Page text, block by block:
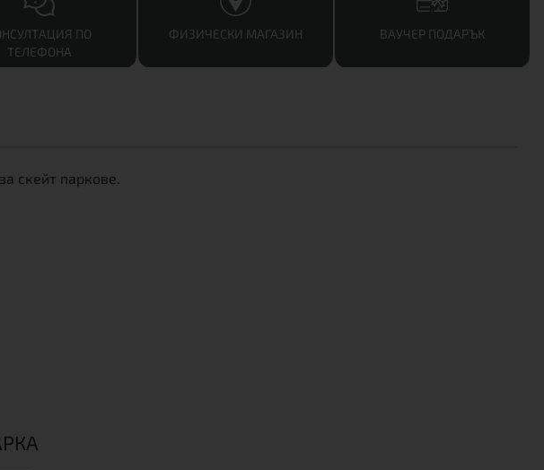
ПО
ТЕЛЕФОНА
ФИЗИЧЕСКИ МАГАЗИН ВАУЧЕР ПОДАРЪК
скейт паркове.